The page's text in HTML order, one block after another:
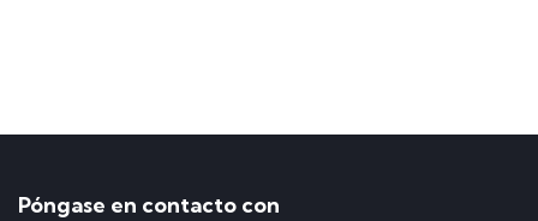
Póngase en contacto con